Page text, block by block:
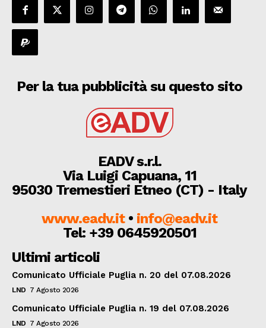
Per la tua pubblicità su questo sito
EADV s.r.l.
Via Luigi Capuana, 11
95030 Tremestieri Etneo (CT) - Italy
www.eadv.it• info@eadv.it
Tel: +39 0645920501
Ultimi articoli
Comunicato Ufficiale Puglia n. 20 del 07.08.2026
LND 7 Agosto 2026
Comunicato Ufficiale Puglia n. 19 del 07.08.2026
LND 7 Agosto 2026